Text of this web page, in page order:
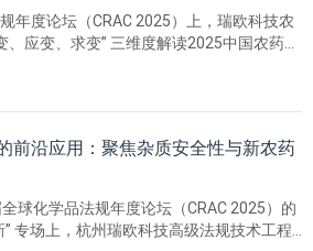
年度论坛（CRAC 2025）上，瑞欧科技农
、应变、求变” 三维度解读2025中国农药登
年农业农村部修订《农药登记管理办
面，针对登记痛点给出实战策略。“求变”
登记流程，应用于政策情报监控、技术知
前沿应用：聚焦杂质安全性与新农药
球化学品法规年度论坛（CRAC 2025）的
专场上，杭州瑞欧科技高级法规技术工程